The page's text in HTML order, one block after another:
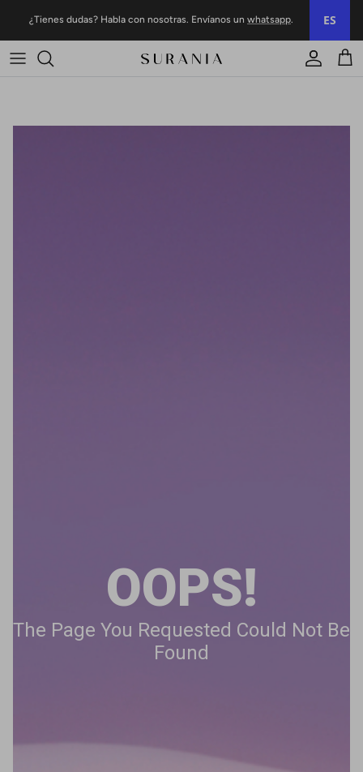
¿Tienes dudas? Habla con nosotras. Envíanos un whatsapp. ES
Cuenta
OOPS!
The Page You Requested Could Not Be
Found